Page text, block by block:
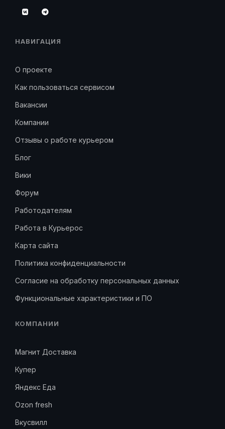
НАВИГАЦИЯ
О проекте
Как пользоваться сервисом
Вакансии
Компании
Отзывы о работе курьером
Блог
Вики
Форум
Работодателям
Работа в Курьерос
Карта сайта
Политика конфиденциальности
Согласие на обработку персональных данных
Функциональные характеристики и ПО
КОМПАНИИ
Магнит Доставка
Купер
Яндекс Еда
Ozon fresh
Вкусвилл